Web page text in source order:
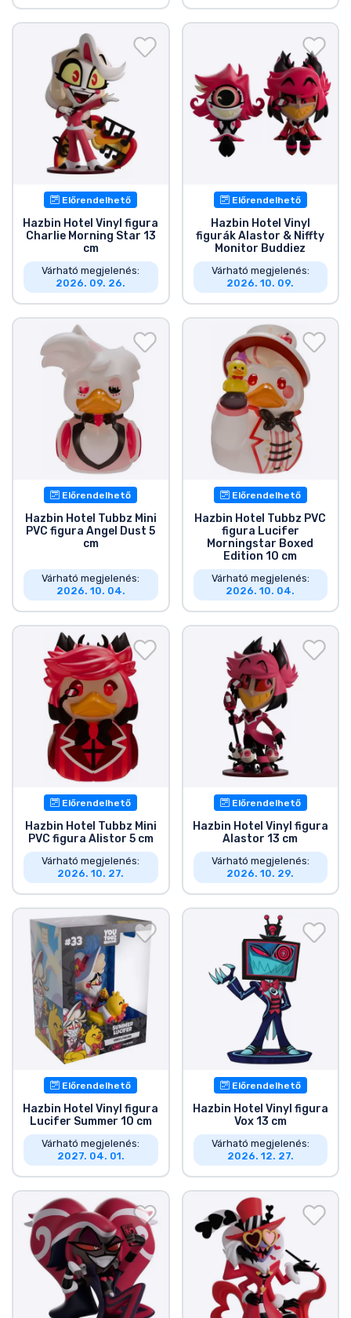
Előrendelhető
Hazbin Hotel Vinyl figura
Charlie Morning Star 13
cm
Várható megjelenés:
2026. 09. 26.
Előrendelhető
Hazbin Hotel Vinyl
figurák Alastor & Niffty
Monitor Buddiez
Várható megjelenés:
2026. 10. 09.
Előrendelhető
Hazbin Hotel Tubbz Mini
PVC figura Angel Dust 5
cm
Várható megjelenés:
2026. 10. 04.
Előrendelhető
Hazbin Hotel Tubbz PVC
figura Lucifer
Morningstar Boxed
Edition 10 cm
Várható megjelenés:
2026. 10. 04.
Előrendelhető
Hazbin Hotel Tubbz Mini
PVC figura Alistor 5 cm
Várható megjelenés:
2026. 10. 27.
Előrendelhető
Hazbin Hotel Vinyl figura
Alastor 13 cm
Várható megjelenés:
2026. 10. 29.
Előrendelhető
Hazbin Hotel Vinyl figura
Lucifer Summer 10 cm
Várható megjelenés:
2027. 04. 01.
Előrendelhető
Hazbin Hotel Vinyl figura
Vox 13 cm
Várható megjelenés:
2026. 12. 27.